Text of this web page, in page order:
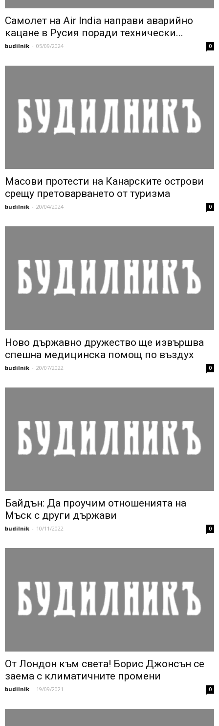
Самолет на Air India направи аварийно
кацане в Русия поради технически...
budilnik - 05/09/2024 0
Масови протести на Канарските острови
срещу претоварването от туризма
budilnik - 20/04/2024 0
Ново държавно дружество ще извършва
спешна медицинска помощ по въздух
budilnik - 20/07/2022 0
Байдън: Да проучим отношенията на
Мъск с други държави
budilnik - 10/11/2022 0
От Лондон към света! Борис Джонсън се
заема с климатичните промени
budilnik - 19/09/2021 0